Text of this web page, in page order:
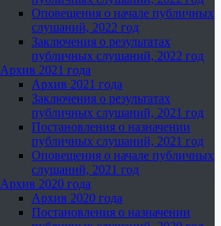
Оповещения о начале публичных
слушаний, 2022 год
Заключения о результатах
публичных слушаний, 2022 год
Архив 2021 года
Архив 2021 года
Заключения о результатах
публичных слушаний, 2021 год
Постановления о назначении
публичных слушаний, 2021 год
Оповещения о начале публичных
слушаний, 2021 год
Архив 2020 года
Архив 2020 года
Постановления о назначении